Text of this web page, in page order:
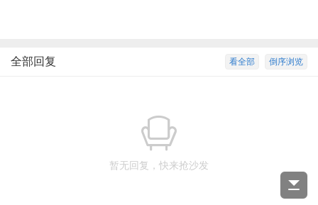
倒序浏览
看全部
全部回复
暂无回复，快来抢沙发